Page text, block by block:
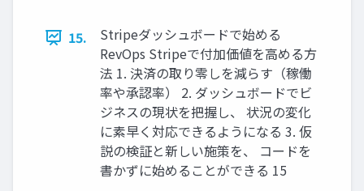
15.
Stripeダッシュボードで始める
RevOps Stripeで付加価値を高める方
法 1. 決済の取り零しを減らす（稼働
率や承認率） 2. ダッシュボードでビ
ジネスの現状を把握し、 状況の変化
に素早く対応できるようになる 3. 仮
説の検証と新しい施策を、 コードを
書かずに始めることができる 15